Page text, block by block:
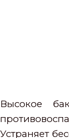
Высокое
Устраняет